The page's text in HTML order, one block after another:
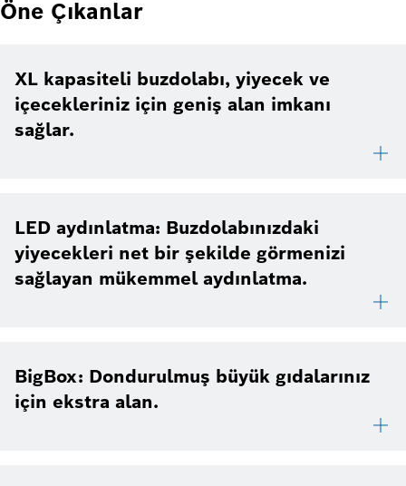
Öne Çıkanlar
XL kapasiteli buzdolabı, yiyecek ve
içecekleriniz için geniş alan imkanı
sağlar.
LED aydınlatma: Buzdolabınızdaki
yiyecekleri net bir şekilde görmenizi
sağlayan mükemmel aydınlatma.
BigBox: Dondurulmuş büyük gıdalarınız
için ekstra alan.